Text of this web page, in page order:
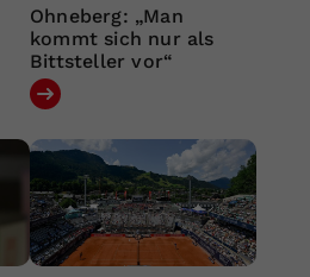
Ohneberg: „Man
kommt sich nur als
Bittsteller vor“